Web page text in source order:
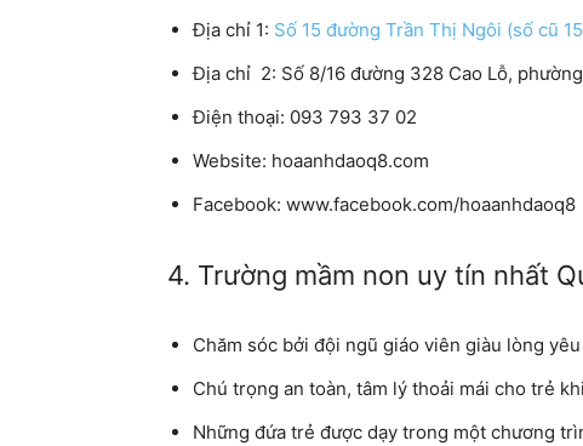
Địa chỉ 1: Số 15 đường Trần Thị Ngôi (số cũ
Địa chỉ 2: Số 8/16 đường 328 Cao Lỗ,
Điện thoại: 093 793 37 02
Website: hoaanhdaoq8.com
Facebook: www.facebook.com/hoaanhdaoq8
4. Trường mầm non uy tín nhất
Chăm sóc bởi đội ngũ giáo viên giàu lòng
Chú trọng an toàn, tâm lý thoải mái cho trẻ
Những đứa trẻ được dạy trong một chương